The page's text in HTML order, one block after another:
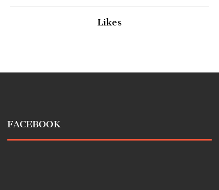
Likes
FACEBOOK